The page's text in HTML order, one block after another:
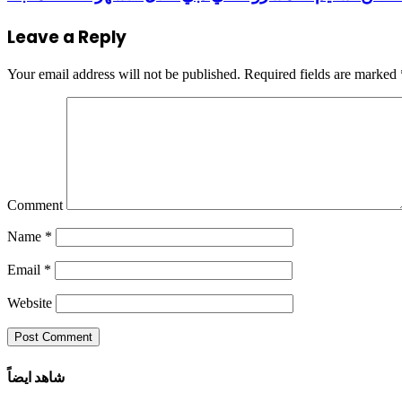
Leave a Reply
Your email address will not be published. Required fields are marked
Comment
Name *
Email *
Website
شاهد ايضاً